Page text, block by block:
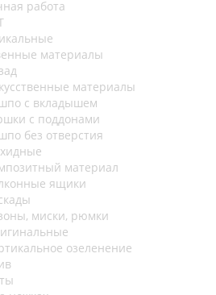
работа
материалы
материалы
с вкладышем
с поддонами
без отверстия
материал
ящики
миски, рюмки
озеленение